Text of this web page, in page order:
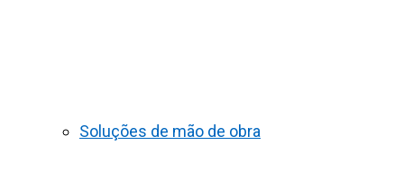
Soluções de mão de obra